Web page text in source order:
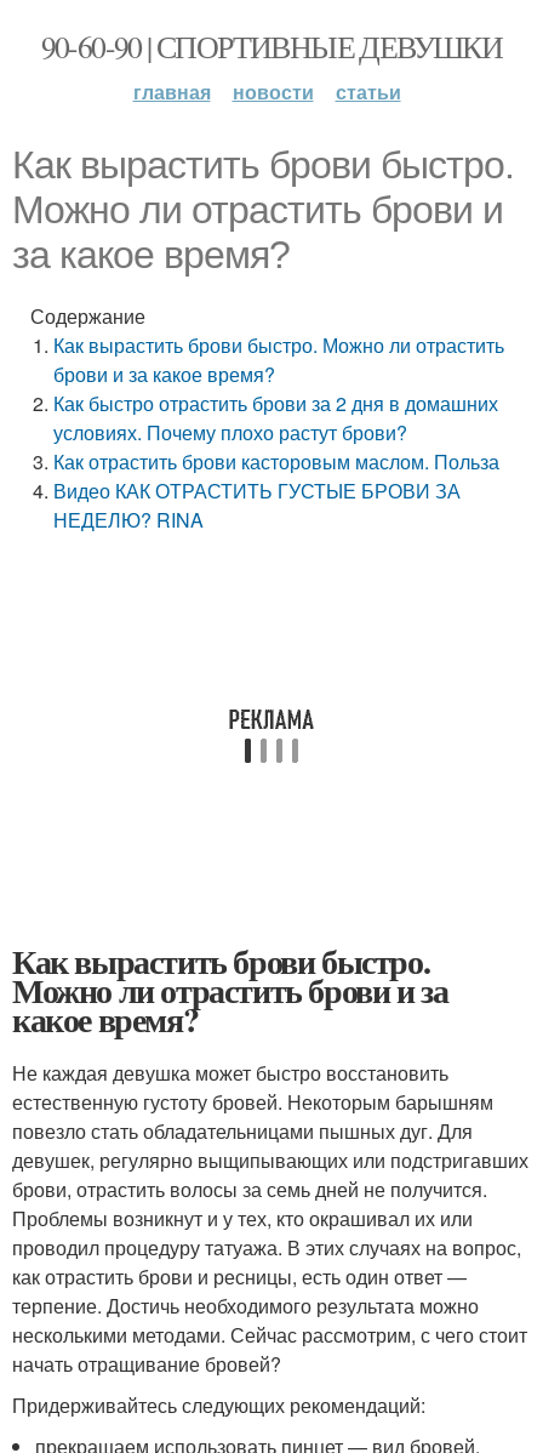
90-60-90 | СПОРТИВНЫЕ ДЕВУШКИ
главная новости статьи
Как вырастить брови быстро.
Можно ли отрастить брови и
за какое время?
Содержание
Как вырастить брови быстро. Можно ли отрастить
брови и за какое время?
Как быстро отрастить брови за 2 дня в домашних
условиях. Почему плохо растут брови?
Как отрастить брови касторовым маслом. Польза
Видео КАК ОТРАСТИТЬ ГУСТЫЕ БРОВИ ЗА
НЕДЕЛЮ? RINA
Как вырастить брови быстро.
Можно ли отрастить брови и за
какое время?
Не каждая девушка может быстро восстановить
естественную густоту бровей. Некоторым барышням
повезло стать обладательницами пышных дуг. Для
девушек, регулярно выщипывающих или подстригавших
брови, отрастить волосы за семь дней не получится.
Проблемы возникнут и у тех, кто окрашивал их или
проводил процедуру татуажа. В этих случаях на вопрос,
как отрастить брови и ресницы, есть один ответ —
терпение. Достичь необходимого результата можно
несколькими методами. Сейчас рассмотрим, с чего стоит
начать отращивание бровей?
Придерживайтесь следующих рекомендаций:
прекращаем использовать пинцет — вид бровей,